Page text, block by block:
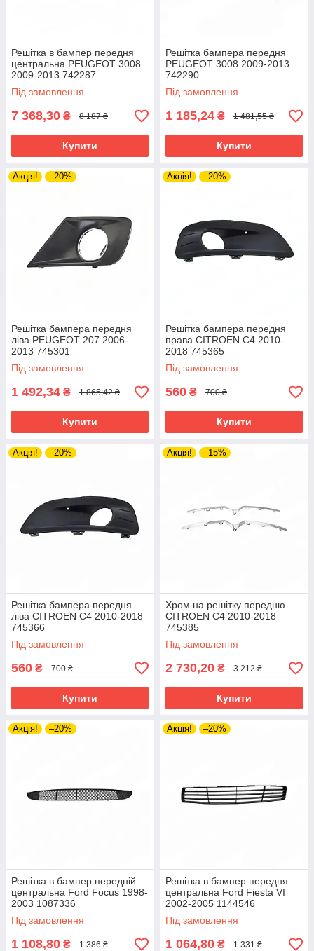
Решітка в бампер передня
центральна PEUGEOT 3008
2009-2013 742287
Під замовлення
7 368,30 ₴ 8 187 ₴
Купити
Решітка бампера передня
PEUGEOT 3008 2009-2013
742290
Під замовлення
1 185,24 ₴ 1 481,55 ₴
Купити
Акція! –20%
Решітка бампера передня
ліва PEUGEOT 207 2006-
2013 745301
Під замовлення
1 492,34 ₴ 1 865,42 ₴
Купити
Акція! –20%
Решітка бампера передня
права CITROEN C4 2010-
2018 745365
Під замовлення
560 ₴ 700 ₴
Купити
Акція! –20%
Решітка бампера передня
ліва CITROEN C4 2010-2018
745366
Під замовлення
560 ₴ 700 ₴
Купити
Акція! –15%
Хром на решітку передню
CITROEN C4 2010-2018
745385
Під замовлення
2 730,20 ₴ 3 212 ₴
Купити
Акція! –20%
Решітка в бампер передній
центральна Ford Focus 1998-
2003 1087336
Під замовлення
1 108,80 ₴ 1 386 ₴
Акція! –20%
Решітка в бампер передня
центральна Ford Fiesta VI
2002-2005 1144546
Під замовлення
1 064,80 ₴ 1 331 ₴